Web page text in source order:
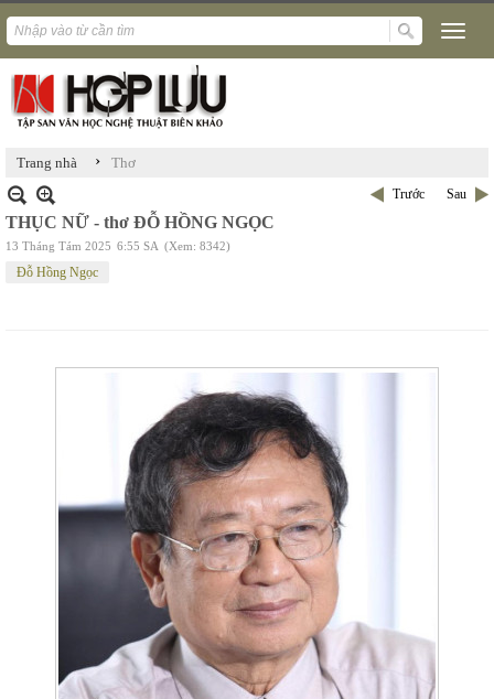
Trang nhà › Thơ
Trước Sau
THỤC NỮ - thơ ĐỖ HỒNG NGỌC
13 Tháng Tám 2025 6:55 SA (Xem: 8342)
Đỗ Hồng Ngọc